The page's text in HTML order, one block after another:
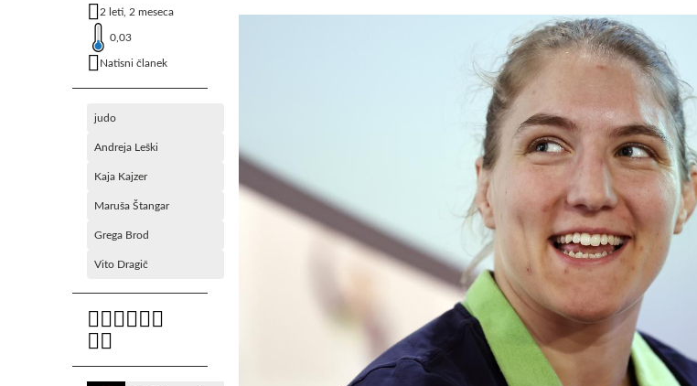
2 leti, 2 meseca
0,03
Natisni članek
judo
Andreja Leški
Kaja Kajzer
Maruša Štangar
Grega Brod
Vito Dragič